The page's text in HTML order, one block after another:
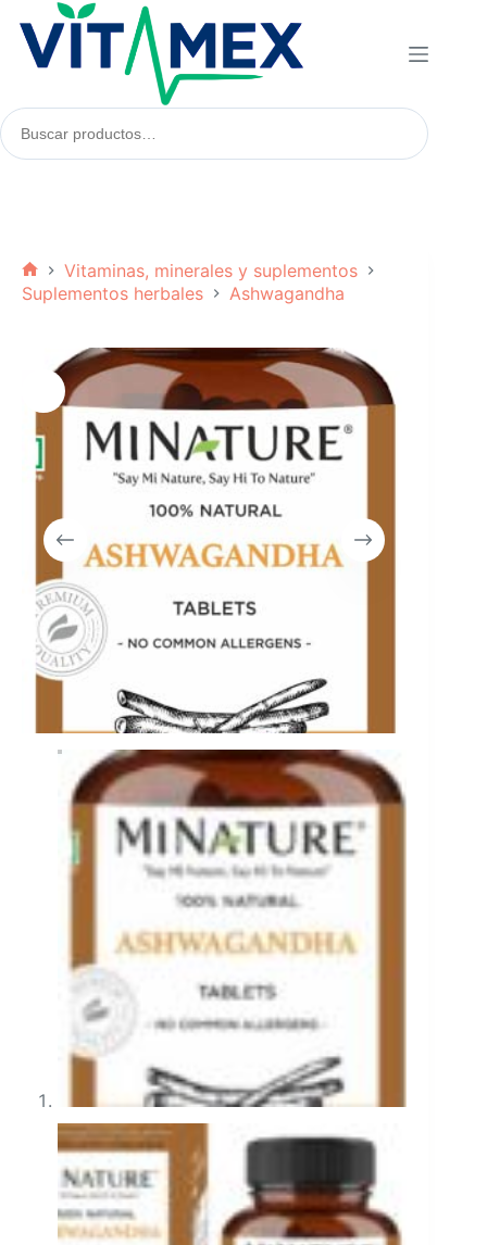
contenido
Buscar
productos:
Inicio
Vitaminas, minerales y suplementos
Suplementos herbales
Ashwagandha